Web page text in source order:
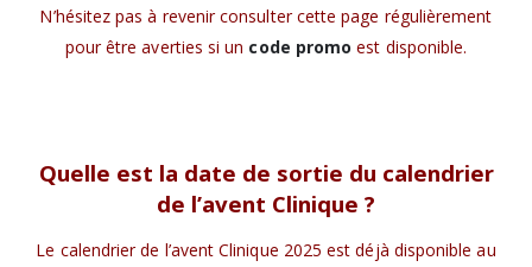
N’hésitez pas à revenir consulter cette page régulièrement
pour être averties si un code promo est disponible.
Quelle est la date de sortie du calendrier
de l’avent Clinique ?
Le calendrier de l’avent Clinique 2025 est déjà disponible au